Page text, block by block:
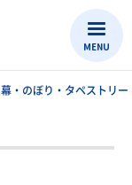
MENU
幕・のぼり・タペストリー